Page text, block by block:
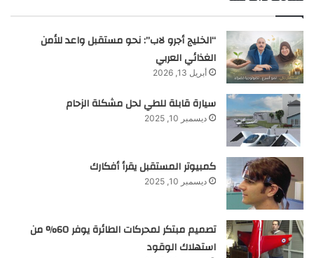
“الخليج أجرو لاب”: نحو مستقبل واعد للأمن
الغذائي العربي
أبريل 13, 2026
سيارة قابلة للطي لحل مشكلة الزحام
ديسمبر 10, 2025
كمبيوتر المستقبل يقرأ أفكارك
ديسمبر 10, 2025
تصميم مبتكر لمحركات الطائرة يوفر 60% من
استهلاك الوقود